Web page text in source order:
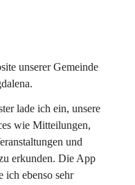
unserer Gemeinde
lade ich ein, unsere
wie Mitteilungen,
und
erkunden. Die App
ich ebenso sehr